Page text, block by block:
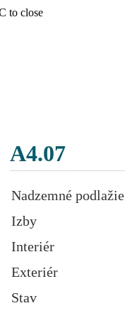
to close
A4.07
Nadzemné podlažie
Izby
Interiér
Exteriér
Stav